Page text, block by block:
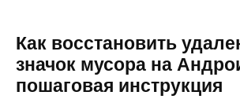
Как восстановить
значок мусора на
пошаговая инструкция